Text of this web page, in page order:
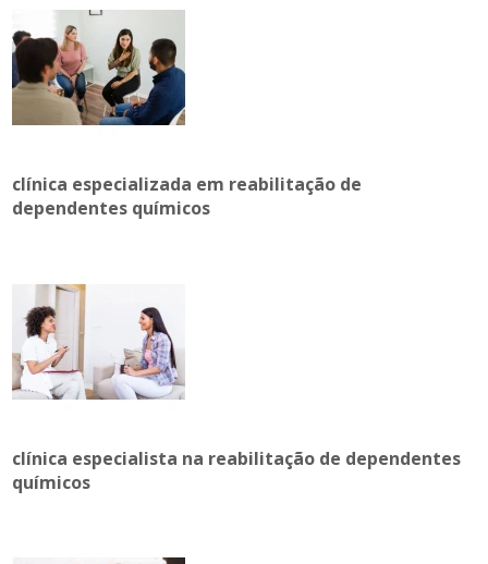
clínica especializada em reabilitação de
dependentes químicos
clínica especialista na reabilitação de dependentes
químicos